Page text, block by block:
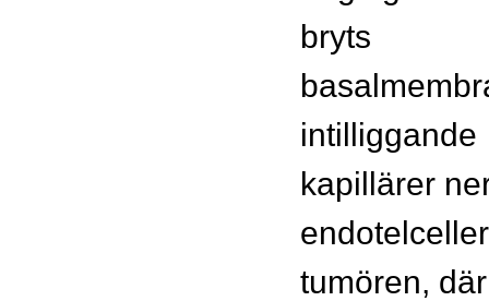
bryts
intilliggande
kapillärer
tumören,